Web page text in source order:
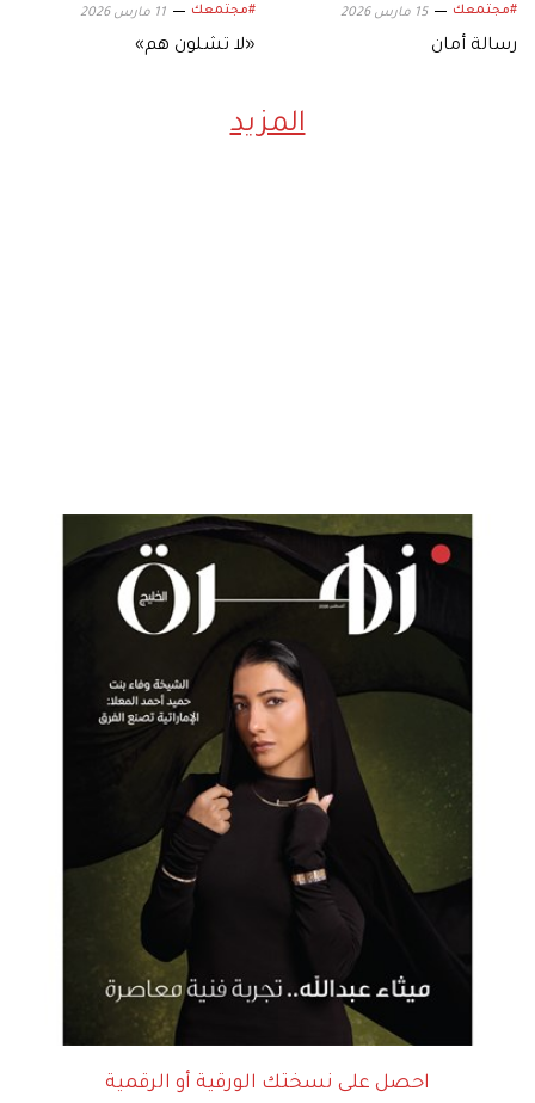
#مجتمعك 15 مارس 2026
رسالة أمان
#مجتمعك 11 مارس 2026
«لا تشلون هم»
المزيد
احصل على نسختك الورقية أو الرقمية